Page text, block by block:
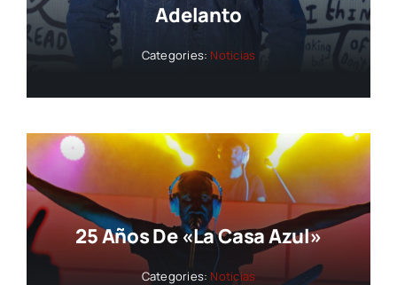
Adelanto
Categories: Noticias
25 Años De «La Casa Azul»
Categories: Noticias